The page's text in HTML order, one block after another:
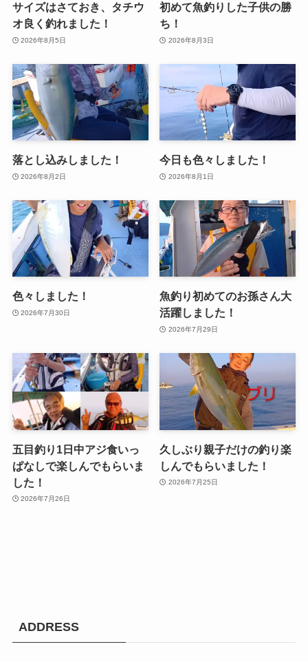
サイズはさておき、タチウ
オ良く釣れました！
2026年8月5日
初めて魚釣りした子供の勝
ち！
2026年8月3日
落とし込みしました！
2026年8月2日
今日も色々しました！
2026年8月1日
色々しました！
2026年7月30日
魚釣り初めてのお孫さん大
活躍しました！
2026年7月29日
五目釣り1日中アジ食いっ
ぱなしで楽しんでもらいま
した！
2026年7月26日
久しぶり親子だけの釣り楽
しんでもらいました！
2026年7月25日
ADDRESS